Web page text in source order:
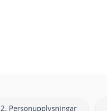
2. Personupplysningar